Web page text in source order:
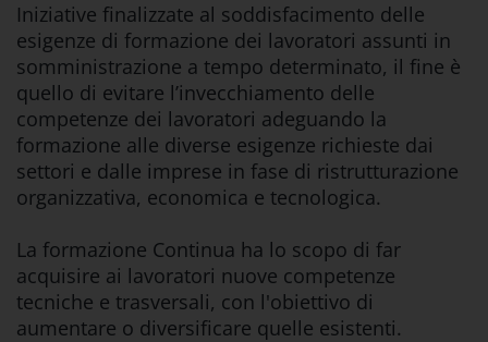
Iniziative finalizzate al soddisfacimento delle
esigenze di formazione dei lavoratori assunti in
somministrazione a tempo determinato, il fine è
quello di evitare l’invecchiamento delle
competenze dei lavoratori adeguando la
formazione alle diverse esigenze richieste dai
settori e dalle imprese in fase di ristrutturazione
organizzativa, economica e tecnologica.
La formazione Continua ha lo scopo di far
acquisire ai lavoratori nuove competenze
tecniche e trasversali, con l'obiettivo di
aumentare o diversificare quelle esistenti.